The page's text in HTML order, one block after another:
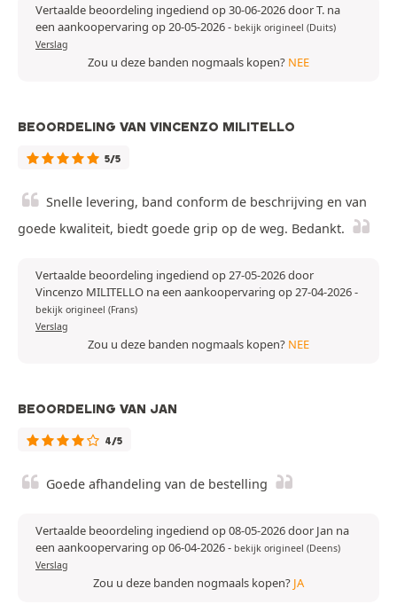
Vertaalde beoordeling ingediend op 30-06-2026 door T. na
een aankoopervaring op 20-05-2026- bekijk origineel (Duits)
Verslag
Zou u deze banden nogmaals kopen? NEE
BEOORDELING VAN VINCENZO MILITELLO
5/5
Snelle levering, band conform de beschrijving en van
goede kwaliteit, biedt goede grip op de weg. Bedankt.
Vertaalde beoordeling ingediend op 27-05-2026 door
Vincenzo MILITELLO na een aankoopervaring op 27-04-2026-
bekijk origineel (Frans)
Verslag
Zou u deze banden nogmaals kopen? NEE
BEOORDELING VAN JAN
4/5
Goede afhandeling van de bestelling
Vertaalde beoordeling ingediend op 08-05-2026 door Jan na
een aankoopervaring op 06-04-2026- bekijk origineel (Deens)
Verslag
Zou u deze banden nogmaals kopen? JA